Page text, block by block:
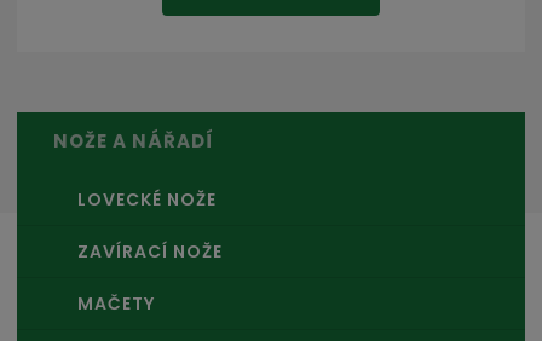
NOŽE A NÁŘADÍ
LOVECKÉ NOŽE
ZAVÍRACÍ NOŽE
MAČETY